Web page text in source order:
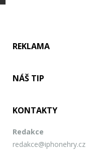
REKLAMA
NÁŠ TIP
KONTAKTY
Redakce
redakce@iphonehry.cz